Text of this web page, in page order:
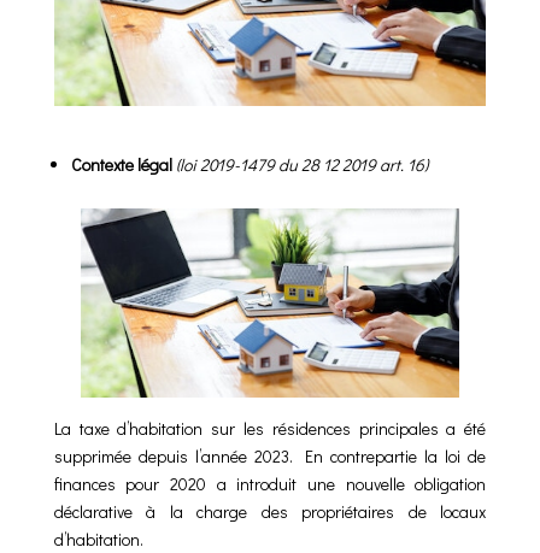
Contexte légal (loi 2019-1479 du 28 12 2019 art. 16)
La taxe d’habitation sur les résidences principales a été
supprimée depuis l’année 2023. En contrepartie la loi de
finances pour 2020 a introduit une nouvelle obligation
déclarativeà la charge des propriétaires de locaux
d’habitation.